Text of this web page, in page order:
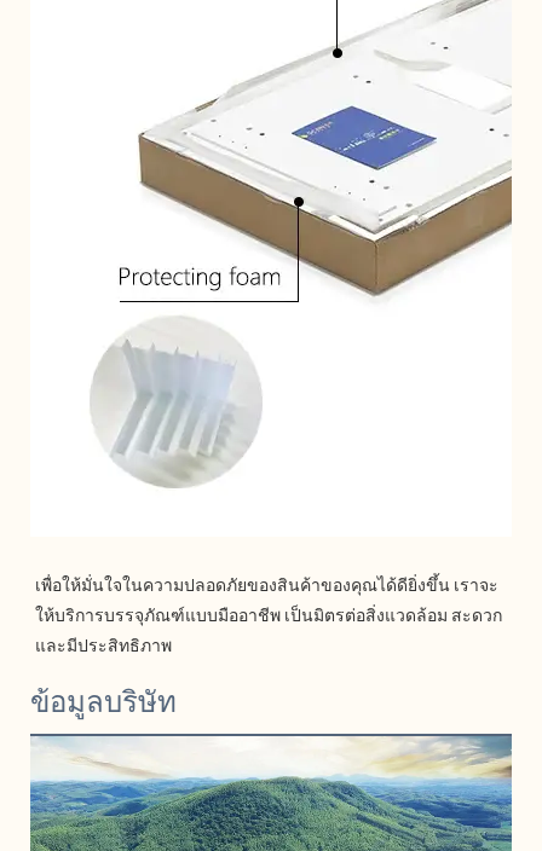
เพื่อให้มั่นใจในความปลอดภัยของสินค้าของคุณได้ดียิ่งขึ้น เราจะ
ให้บริการบรรจุภัณฑ์แบบมืออาชีพ เป็นมิตรต่อสิ่งแวดล้อม สะดวก
ข้อมูลบริษัท